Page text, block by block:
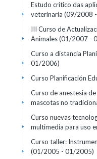
Estudo crítico das
veterinaria (09/2008
+
III Curso de
Animales(01/2007 -
+
Curso a distancia
01/2006)
+
Curso Planificación
+
Curso de anestesia
mascotas no
+
Curso nuevas
multimedia para uso
+
Curso taller:
(01/2005 - 01/2005)
+